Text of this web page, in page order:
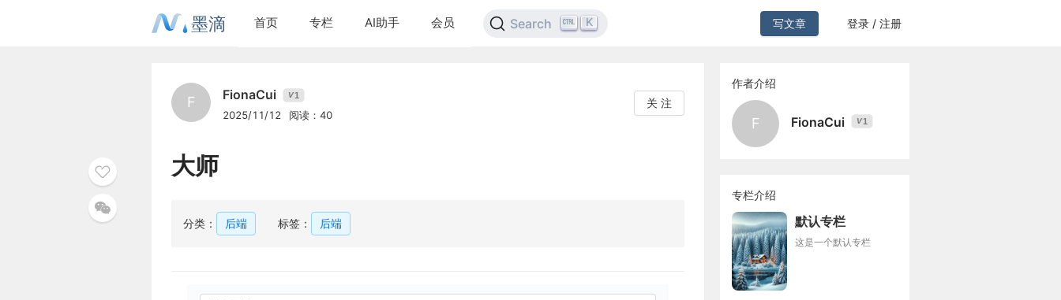
墨滴 首页 专栏 AI助手 会员 Search K 写文章 登录 / 注册
F FionaCui V1
2025/11/12 阅读：40
关 注
大师
分类： 后端 标签： 后端
作者介绍
F FionaCui V1
专栏介绍
默认专栏
这是一个默认专栏